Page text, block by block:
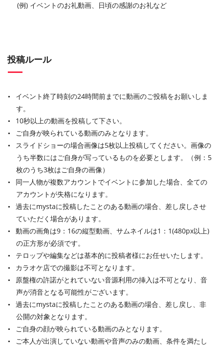
(例) イベントのお礼動画、日頃の感謝のお礼など
投稿ルール
イベント終了時刻の24時間前までに動画のご投稿をお願いしま
す。
10秒以上の動画を投稿して下さい。
ご自身が映られている動画のみとなります。
スライドショーの場合画像は5枚以上投稿してください。画像の
うち半数にはご自身が写っているものを必要とします。（例：5
枚のうち3枚はご自身の画像）
同一人物が複数アカウントでイベントに参加した場合、全ての
アカウントが失格になります。
過去にmystaに投稿したことのある動画の場合、差し戻しさせ
ていただく場合があります。
動画の画角は9：16の縦型動画、サムネイルは1：1(480px以上)
の正方形が必須です。
テロップや編集などは基本的に投稿者様にお任せいたします。
カラオケ店での撮影は不可となります。
原盤権の許諾がとれていない音源利用の挿入は不可となり、音
声が消音となる可能性がございます。
過去にmystaに投稿したことのある動画の場合、差し戻し、非
公開の対象となります。
ご自身の顔が映られている動画のみとなります。
ご本人が出演していない動画や音声のみの動画、条件を満たし